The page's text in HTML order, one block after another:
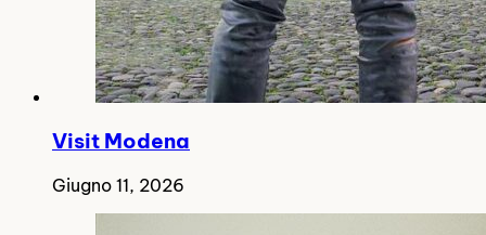
Visit Modena
Giugno 11, 2026